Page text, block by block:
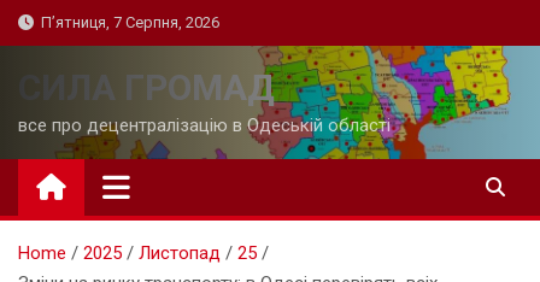
Skip
to
П’ятниця, 7 Серпня, 2026
СИЛА ГРОМАД
все про децентралізацію в Одеській області
Home 2025 Листопад
25